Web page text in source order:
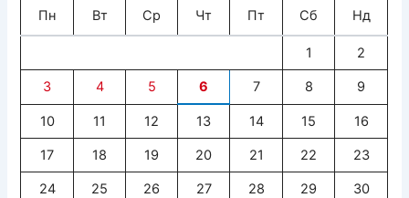
Пн Вт Ср Чт Пт Сб Нд
1 2
3 4 5 6 7 8 9
10 11 12 13 14 15 16
17 18 19 20 21 22 23
24 25 26 27 28 29 30